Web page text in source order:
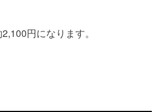
円になります。